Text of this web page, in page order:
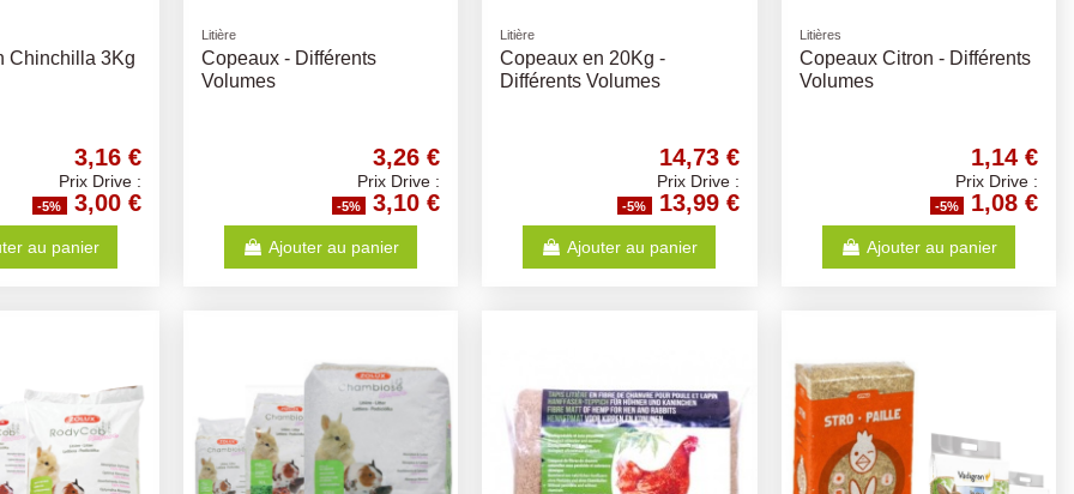
Chinchilla 3Kg
3,16 €
Prix Drive :
-5% 3,00 €
au panier
Litière
Copeaux - Différents
Volumes
3,26 €
Prix Drive :
-5% 3,10 €
Ajouter au panier
Litière
Copeaux en 20Kg -
Différents Volumes
14,73 €
Prix Drive :
-5% 13,99 €
Ajouter au panier
Litières
Copeaux Citron - Différents
Volumes
1,14 €
Prix Drive :
-5% 1,08 €
Ajouter au panier